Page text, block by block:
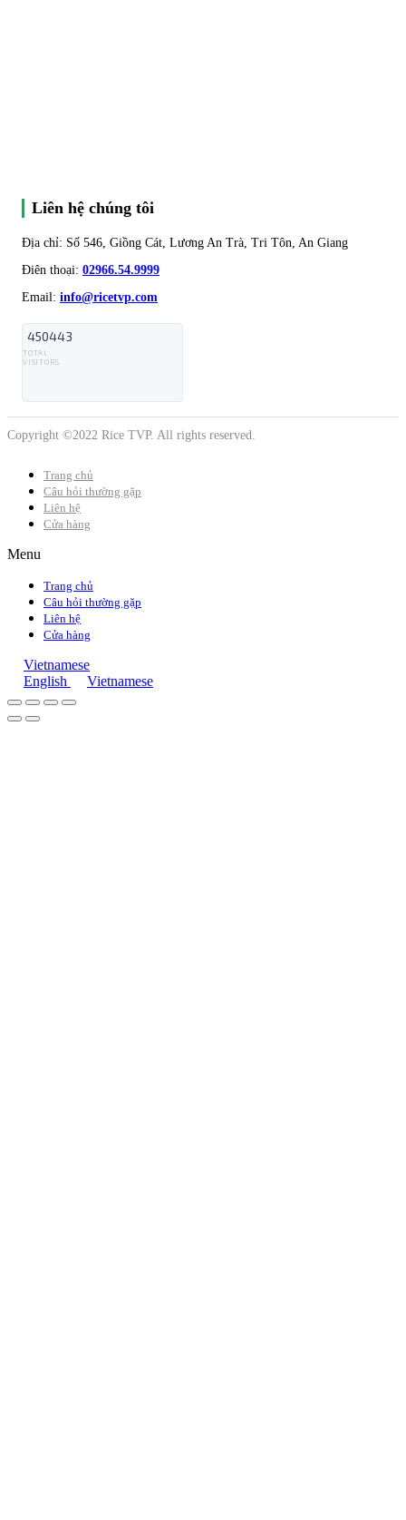
Liên hệ chúng tôi
Địa chỉ: Số 546, Giồng Cát, Lương An Trà, Tri Tôn, An Giang
Điên thoại: 02966.54.9999
Email: info@ricetvp.com
450443
TOTAL
VISITORS
Copyright ©2022 Rice TVP. All rights reserved.
Trang chủ
Câu hỏi thường gặp
Liên hệ
Cửa hàng
Menu
Trang chủ
Câu hỏi thường gặp
Liên hệ
Cửa hàng
Vietnamese
English
Vietnamese